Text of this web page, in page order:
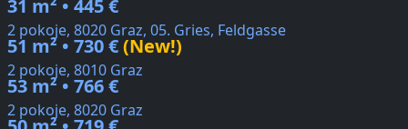
31 m² • 445 €
2 pokoje, 8020 Graz, 05. Gries, Feldgasse
51 m² • 730 €(New!)
2 pokoje, 8010 Graz
53 m² • 766 €
2 pokoje, 8020 Graz